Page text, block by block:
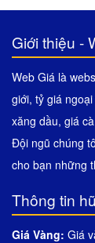
Giới thiệu -
Web Giá là
giới, tỷ giá
xăng dầu, giá
Đội ngũ chúng
cho bạn những
Thông tin
Giá Vàng: Giá